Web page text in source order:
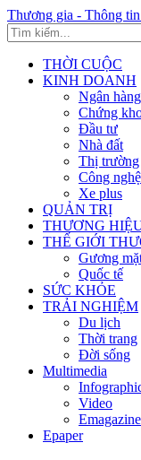
Thương gia - Thông
THỜI CUỘC
KINH DOANH
Ngân hàng
Chứng
Đầu tư
Nhà đất
Thị trường
Công nghệ
Xe plus
QUẢN TRỊ
THƯƠNG
THẾ GIỚI
Gương
Quốc tế
SỨC KHỎE
TRẢI NGHIỆM
Du lịch
Thời trang
Đời sống
Multimedia
Video
Emagazine
Epaper